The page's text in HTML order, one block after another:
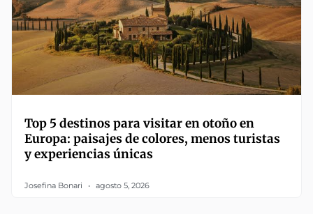
Top 5 destinos para visitar en otoño en
Europa: paisajes de colores, menos turistas
y experiencias únicas
Josefina Bonari agosto 5, 2026